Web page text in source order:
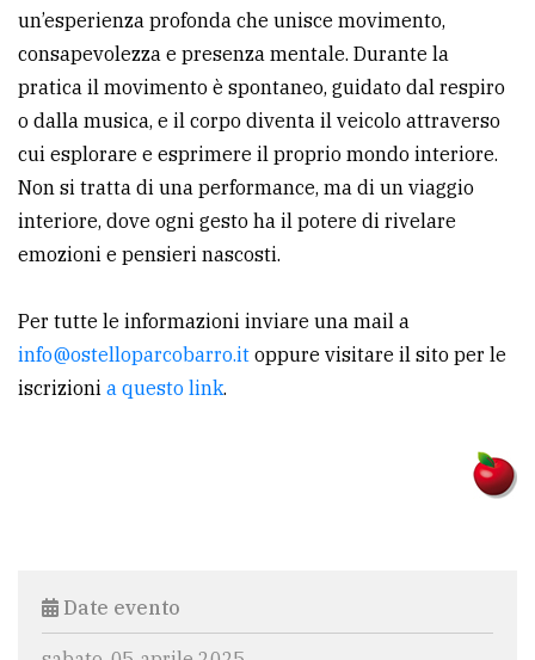
un’esperienza profonda che unisce movimento,
consapevolezza e presenza mentale. Durante la
pratica il movimento è spontaneo, guidato dal respiro
o dalla musica, e il corpo diventa il veicolo attraverso
cui esplorare e esprimere il proprio mondo interiore.
Non si tratta di una performance, ma di un viaggio
interiore, dove ogni gesto ha il potere di rivelare
emozioni e pensieri nascosti.
Per tutte le informazioni inviare una mail a
info@ostelloparcobarro.it oppure visitare il sito per le
iscrizioni a questo link.
Date evento